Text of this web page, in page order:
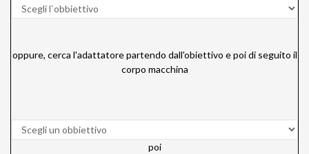
oppure, cerca l'adattatore partendo dall'obiettivo e poi di seguito il
corpo macchina
poi